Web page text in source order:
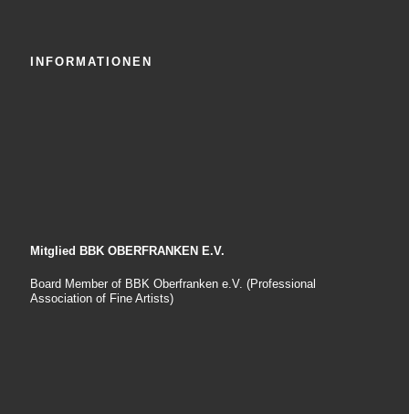
INFORMATIONEN
Mitglied BBK OBERFRANKEN E.V.
Board Member of BBK Oberfranken e.V. (Professional
Association of Fine Artists)